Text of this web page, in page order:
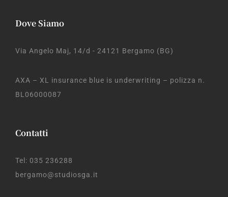
Dove Siamo
Via Angelo Maj, 14/d - 24121 Bergamo (BG)
AXA – XL insurance blue is underwriting – polizza n.
BL06000087
Contatti
Tel: 035 236288
bergamo@studiosga.it